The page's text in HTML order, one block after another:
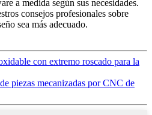
a medida según sus necesidades.
consejos profesionales sobre
sea más adecuado.
con extremo roscado para la
piezas mecanizadas por CNC de